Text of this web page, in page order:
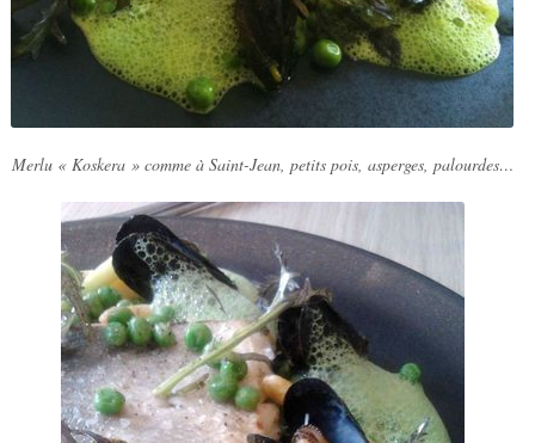
Merlu « Koskera » comme à Saint-Jean, petits pois, asperges, palourdes…